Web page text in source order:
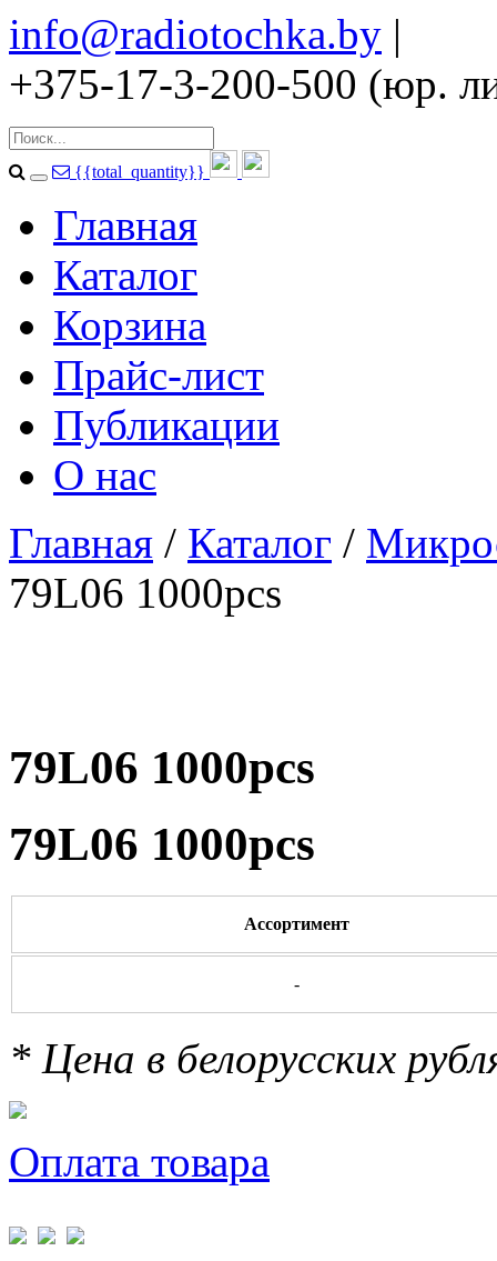
info@radiotochka.by |
+375-17-3-200-500 (юр.
{{total_quantity}}
Главная
Каталог
Корзина
Прайс-лист
Публикации
О нас
Главная / Каталог /
79L06 1000pcs
79L06 1000pcs
79L06 1000pcs
Ассортимент
-
* Цена в белорусских
Оплата товара